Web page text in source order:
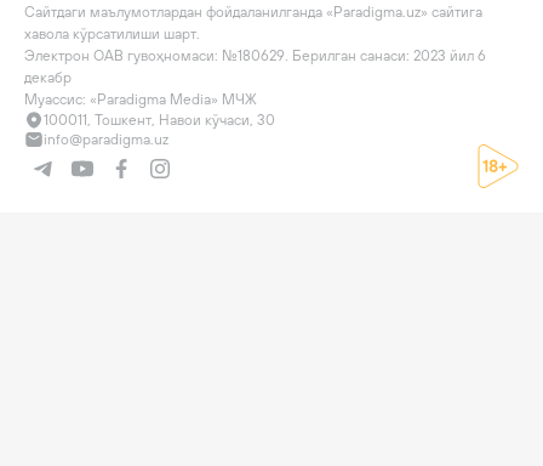
Сайтдаги маълумотлардан фойдаланилганда «Paradigma.uz» сайтига
хавола кўрсатилиши шарт.
Электрон ОАВ гувоҳномаси: №180629. Берилган санаси: 2023 йил 6
декабр
Муассис: «Paradigma Media» МЧЖ
100011, Тошкент, Навои кўчаси, 30
info@paradigma.uz